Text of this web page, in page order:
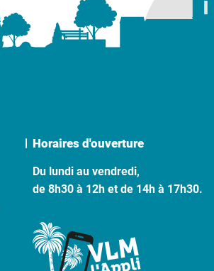
Horaires d'ouverture
Du lundi au vendredi,
de 8h30 à 12h et de 14h à 17h30.